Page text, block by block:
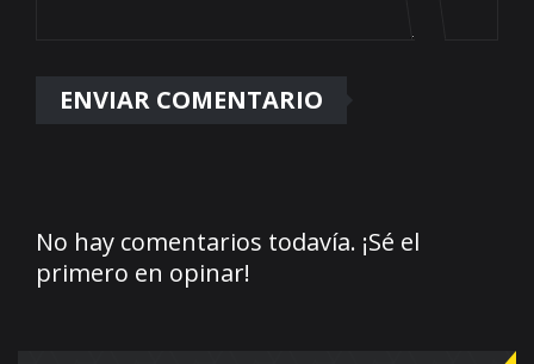
No hay comentarios todavía. ¡Sé el
primero en opinar!